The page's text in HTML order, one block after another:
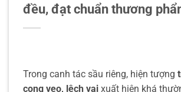
đều, đạt chuẩn thương
Trong canh tác sầu riêng, hiện tượng
cong vẹo, lệch vai xuất hiện khá